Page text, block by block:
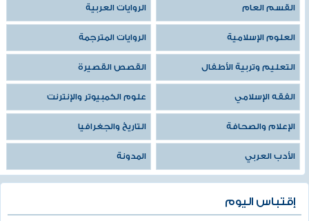
القسم العام الروايات العربية
العلوم الإسلامية الروايات المترجمة
التعليم وتربية الأطفال القصص القصيرة
الفقه الإسلامي علوم الكمبيوتر والإنترنت
الإعلام والصحافة التاريخ والجغرافيا
الأدب العربي المدونة
إقتباس اليوم